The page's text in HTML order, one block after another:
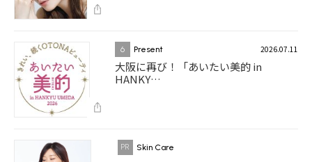
6 Present 2026.07.11
大阪に再び！「あいたい美的 in
HANKY…
Skin Care